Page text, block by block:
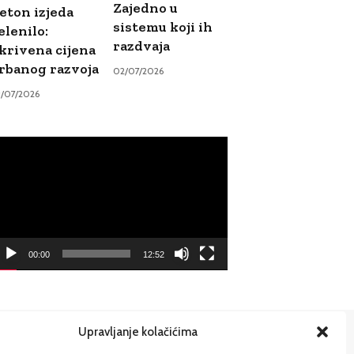
Upravljanje kolačićima
izjeda
cijena
razvoja
07/2026
Zajedno u
sistemu koji ih
razdvaja
02/07/2026
00:00 12:52